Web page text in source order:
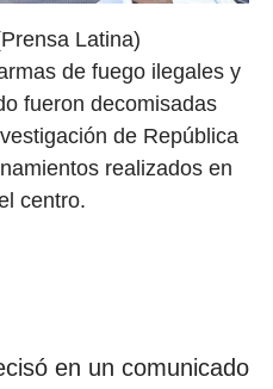
Latina)
de fuego ilegales y
fueron decomisadas
de República
realizados en
centro.
en un comunicado